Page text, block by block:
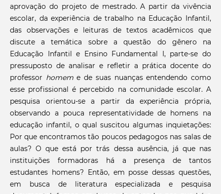
aprovação do projeto de mestrado. A partir da vivência
escolar, da experiência de trabalho na Educação Infantil,
das observações e leituras de textos acadêmicos que
discute a temática sobre a questão do gênero na
Educação Infantil e Ensino Fundamental I, parte-se do
pressuposto de analisar e refletir a prática docente do
professor homeme de suas nuanças entendendo como
esse profissional é percebido na comunidade escolar. A
pesquisa orientou-se a partir da experiência própria,
observando a pouca representatividade de homens na
educação infantil, o qual suscitou algumas inquietações:
Por que encontramos tão poucos pedagogos nas salas de
aulas? O que está por trás dessa ausência, já que nas
instituições formadoras há a presença de tantos
estudantes homens? Então, em posse dessas questões,
em busca de literatura especializada e pesquisa